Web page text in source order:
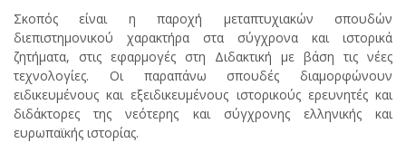
Σκοπός είναι η παροχή μεταπτυχιακών σπουδών
διεπιστημονικού χαρακτήρα στα σύγχρονα και ιστορικά
ζητήματα, στις εφαρμογές στη Διδακτική με βάση τις νέες
τεχνολογίες. Οι παραπάνω σπουδές διαμορφώνουν
ειδικευμένους και εξειδικευμένους ιστορικούς ερευνητές και
διδάκτορες της νεότερης και σύγχρονης ελληνικής και
ευρωπαϊκής ιστορίας.